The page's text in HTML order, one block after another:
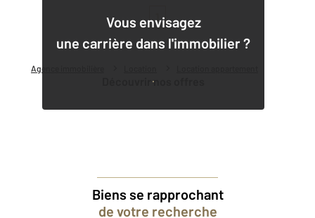
Agence immobilière
Vous envisagez
une carrière dans l'immobilier ?
Découvrir nos offres
Biens se rapprochant
de votre recherche